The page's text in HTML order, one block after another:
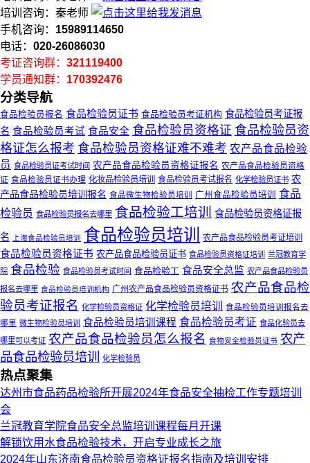
培训咨询：秦老师
手机咨询： 15989114650
电话： 020-26086030
考证咨询群： 321119400
学员通知群： 170392476
分类导航
食品检验员报名 食品检验员证书 食品检验员考证机构 食品检验员考证报
名 食品检验员考试 食品安全 食品检验员资格证 食品检验员资
格证怎么报考 食品检验员资格证难不难考 农产品食品检验
员 食品检验员证考试时间 农产品食品检验员资格证报名 农产品食品检验员资格
证 食品检验员证书办理 化妆品检验员培训 食品检验员考试报名 化学检验员证书 农
产品食品检验员培训报名 食品微生物检验员培训 广州食品检验员培训
食品
检验员 食品检验员报名去哪里 食品检验工培训 食品检验员资格证报
名 上海食品检验员培训 食品检验员培训 农产品食品检验员考证培训
食品检验员资格证书 农产品食品检验员证书 食品检验员资格证培训
兰冠教育学
院 食品检验 食品检验员考试时间 食品检验工 食品安全总监 农产品食品检验员
报名去哪里 食品检验员培训机构 广州农产品食品检验员资格证书 农产品食品检
验员考证报名 化学检验员资格证 化学检验员培训
食品检验员培训报名去
哪里 微生物检验员培训 食品检验员培训课程 食品检验员考证 食品化验员去
哪里可以考证 农产品食品检验员怎么报名 食物安全检验员证书 农产
品食品检验员培训
化学检验员
热点聚集
达州市食品药品检验所开展2024年食品安全抽检工作专题培训
会
兰冠教育学院食品安全总监培训课程每月开课
解锁饮用水食品检验技术，开启专业成长之旅
2024年山东济南食品检验员资格证报名指南及培训安排